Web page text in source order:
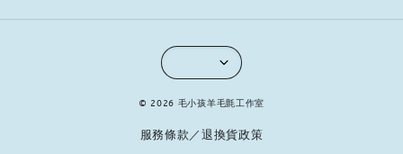
© 2026 毛小孩羊毛氈工作室
服務條款／退換貨政策